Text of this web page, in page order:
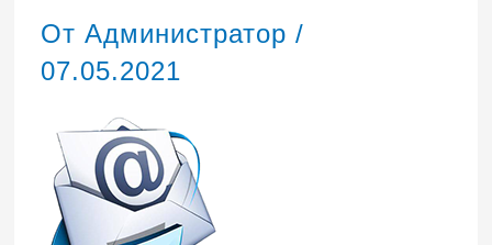
От Администратор /
07.05.2021